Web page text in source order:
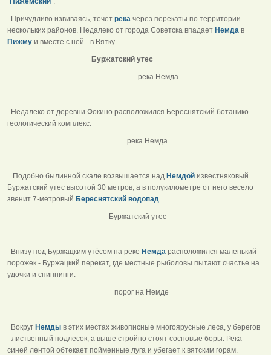
Причудливо извиваясь, течет река через перекаты по территории
нескольких районов. Недалеко от города Советска впадает Немда в
Пижму и вместе с ней - в Вятку.
Буржатский утес
река Немда
Недалеко от деревни Фокино расположился Береснятский ботанико-
геологический комплекс.
река Немда
Подобно былинной скале возвышается над Немдой известняковый
Буржатский утес высотой 30 метров, а в полукилометре от него весело
звенит 7-метровый Береснятский водопад
Буржатский утес
Внизу под Буржацким утёсом на реке Немда расположился маленький
порожек - Буржацкий перекат, где местные рыболовы пытают счастье на
удочки и спиннинги.
порог на Немде
Вокруг Немды в этих местах живописные многоярусные леса, у берегов
- лиственный подлесок, а выше стройно стоят сосновые боры. Река
синей лентой обтекает пойменные луга и убегает к вятским горам.